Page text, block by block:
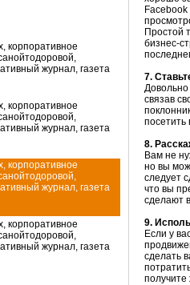
Простой
бизнес-
7.
Довольно
связав
посетить
8.
Вам не
но вы
следует
что вы
сделают
9.
Если у
сделать
получите